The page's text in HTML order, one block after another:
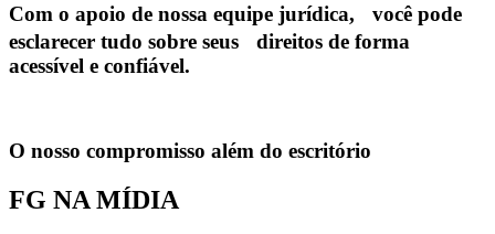
Com o apoio de nossa equipe jurídica, você pode
esclarecer tudo sobre seus direitos de forma
acessível e confiável.
O nosso compromisso além do escritório
FG NA MÍDIA